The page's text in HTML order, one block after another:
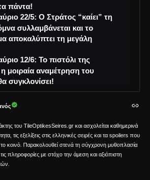
πάντα!
22/5: Ο Στράτος “καίει” τη
συλλαμβάνεται και το
αποκαλύπτει τη μεγάλη
12/6: Το πιστόλι της
η μοιραία αναμέτρηση του
συγκλονίσει!
του TileOptikesSeires.gr και ασχολείται καθημερινά
τις εξελίξεις στις ελληνικές σειρές και τα spoilers που
κοινό. Παρακολουθεί στενά τη σύγχρονη μυθοπλασία
πληροφορίες με στόχο την άμεση και αξιόπιστη